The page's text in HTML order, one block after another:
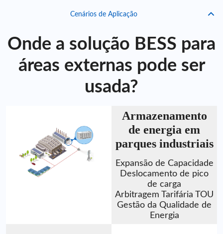
Cenários de Aplicação
Onde a solução BESS para
áreas externas pode ser
usada?
Armazenamento
de energia em
parques industriais
Expansão de Capacidade
Deslocamento de pico
de carga
Arbitragem Tarifária TOU
Gestão da Qualidade de
Energia